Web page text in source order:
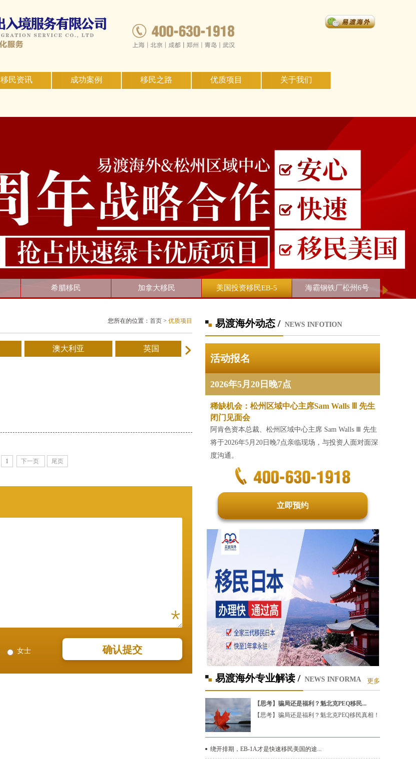
移民资讯 成功案例 移民之路 优质项目 关于我们
希腊移民 加拿大移民 美国投资移民EB-5 海霸钢铁厂松州6号
您所在的位置： 首页 > 优质项目
澳大利亚 英国
1 下一页 尾页
女士
易渡海外动态 / NEWS INFOTION
活动报名
2026年5月20日晚7点
稀缺机会：松州区域中心主席Sam Walls Ⅲ 先生
闭门见面会
阿肯色资本总裁、松州区域中心主席 Sam Walls Ⅲ 先生
将于2026年5月20日晚7点亲临现场，与投资人面对面深
度沟通。
立即预约
更多
易渡海外专业解读 / NEWS INFORMA
【思考】骗局还是福利？魁北克PEQ移民...
【思考】骗局还是福利？魁北克PEQ移民真相！
绕开排期，EB-1A才是快速移民美国的途...